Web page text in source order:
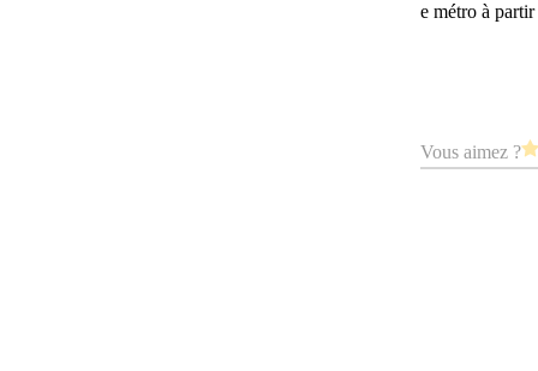
e métro à
Vous aimez ?